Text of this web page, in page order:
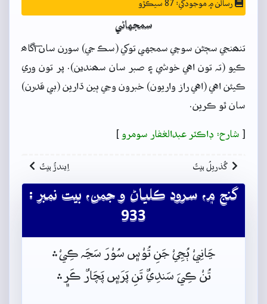
رسالن ۾ موجودگي: 87 سيڪڙو
سمجهاڻي
تنھنجي سڄڻن سوچي سمجهي توکي (سڪ جي) سورن سان آگاھ
ڪيو (تہ تون اهي خوشي ۽ صبر سان سھندين). پر تون وري
ڪيئن اهي (اهي راز واريون) خبرون وڃي ٻين ڌارين (بي قدرن)
سان ٿو ڪرين.
[ شارح: ڊاڪٽر عبدالغفار سومرو ]
گُذريلُ بيتُ اِيندڙُ بيتُ
گنج ۾، سرود ڪلياڻ و جمن، بيت نمبر :
933
ڃَانِيْ ٻُڃِيْ جَنِ تُوْس﮼ سُوْرَ سَڃَہ ڪِيْ﮶
تُنْ ڪِيَ سَندِيٌ تَنِ پَرَس﮼ پَچَارٌ ڪَر﮼﮶